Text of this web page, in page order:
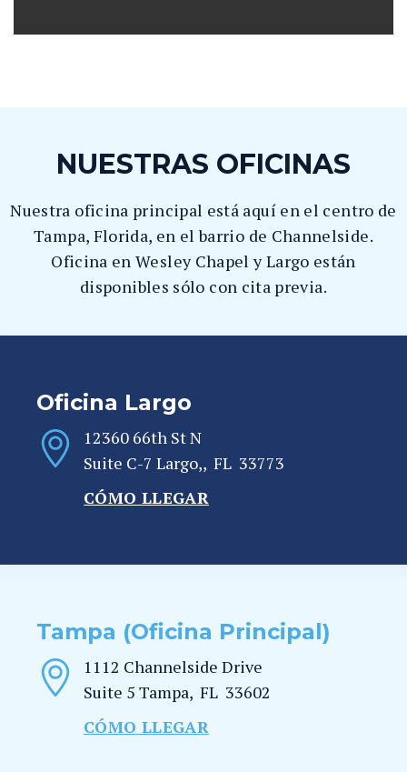
NUESTRAS OFICINAS
Nuestra oficina principal está aquí en el centro de
Tampa, Florida, en el barrio de Channelside.
Oficina en Wesley Chapel y Largo están
disponibles sólo con cita previa.
Oficina Largo
12360 66th St N
Suite C-7 Largo,, FL 33773
CÓMO LLEGAR
Tampa (Oficina Principal)
1112 Channelside Drive
Suite 5 Tampa, FL 33602
CÓMO LLEGAR